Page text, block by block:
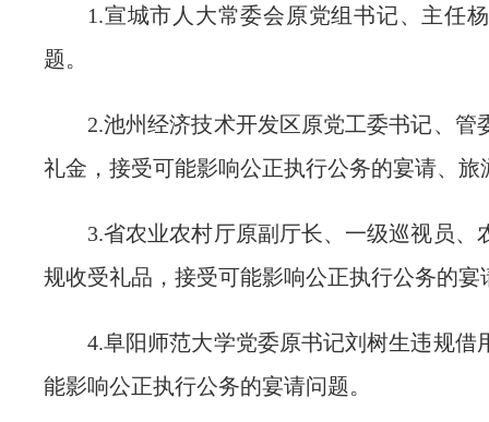
1.宣城市人大常委会原党组书记、主任
题。
2.池州经济技术开发区原党工委书记、
礼金，接受可能影响公正执行公务的宴请、旅
3.省农业农村厅原副厅长、一级巡视员
规收受礼品，接受可能影响公正执行公务的宴
4.阜阳师范大学党委原书记刘树生违规借
能影响公正执行公务的宴请问题。